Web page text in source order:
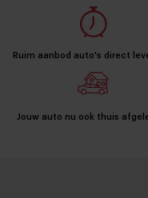
Ruim aanbod auto's direct
Jouw auto nu ook thuis